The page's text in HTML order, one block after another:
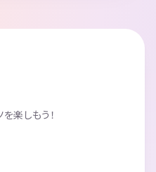
楽しもう！